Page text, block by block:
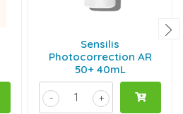
Sensilis
Photocorrection AR
50+ 40mL
+
-